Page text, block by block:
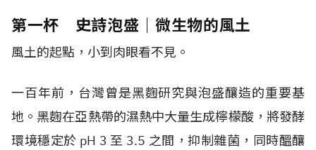
第一杯 史詩泡盛｜微生物的風土
風土的起點，小到肉眼看不見。
一百年前，台灣曾是黑麴研究與泡盛釀造的重要基
地。黑麴在亞熱帶的濕熱中大量生成檸檬酸，將發酵
環境穩定於 pH 3 至 3.5 之間，抑制雜菌，同時醞釀